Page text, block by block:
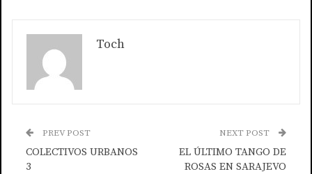
Toch
PREV POST
COLECTIVOS URBANOS
3
NEXT POST
EL ÚLTIMO TANGO DE
ROSAS EN SARAJEVO